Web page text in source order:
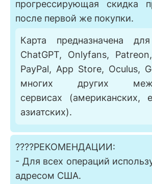
прогрессирующая скидка
после первой же покупки.
Карта предназначена
ChatGPT, Onlyfans,
PayPal, App Store, Oculus,
многих других
сервисах (американских,
азиатских).
????РЕКОМЕНДАЦИИ:
- Для всех операций
адресом США.